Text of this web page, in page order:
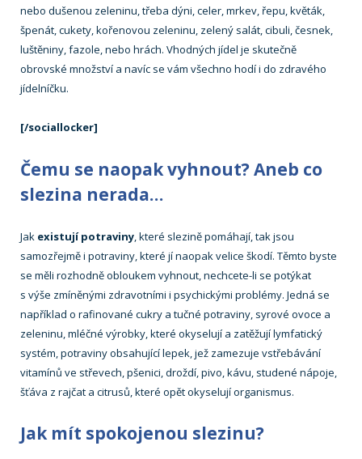
nebo dušenou zeleninu, třeba dýni, celer, mrkev, řepu, květák,
špenát, cukety, kořenovou zeleninu, zelený salát, cibuli, česnek,
luštěniny, fazole, nebo hrách. Vhodných jídel je skutečně
obrovské množství a navíc se vám všechno hodí i do zdravého
jídelníčku.
[/sociallocker]
Čemu se naopak vyhnout? Aneb co
slezina nerada…
Jak existují potraviny, které slezině pomáhají, tak jsou
samozřejmě i potraviny, které jí naopak velice škodí. Těmto byste
se měli rozhodně obloukem vyhnout, nechcete-li se potýkat
s výše zmíněnými zdravotními i psychickými problémy. Jedná se
například o rafinované cukry a tučné potraviny, syrové ovoce a
zeleninu, mléčné výrobky, které okyselují a zatěžují lymfatický
systém, potraviny obsahující lepek, jež zamezuje vstřebávání
vitamínů ve střevech, pšenici, droždí, pivo, kávu, studené nápoje,
šťáva z rajčat a citrusů, které opět okyselují organismus.
Jak mít spokojenou slezinu?